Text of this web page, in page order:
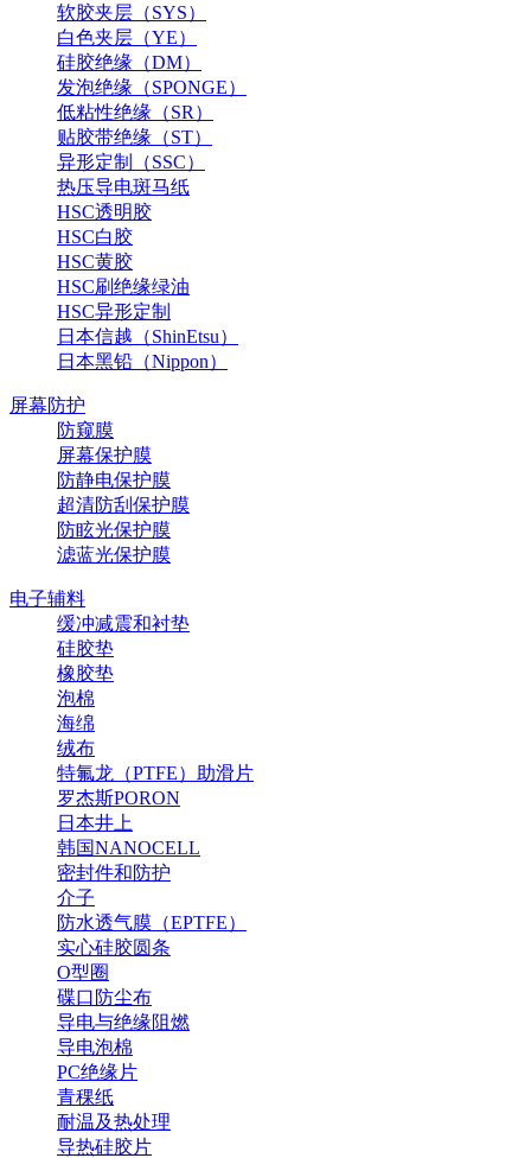
软胶夹层（SYS）
白色夹层（YE）
硅胶绝缘（DM）
发泡绝缘（SPONGE）
低粘性绝缘（SR）
贴胶带绝缘（ST）
异形定制（SSC）
热压导电斑马纸
HSC透明胶
HSC白胶
HSC黄胶
HSC刷绝缘绿油
HSC异形定制
日本信越（ShinEtsu）
日本黑铅（Nippon）
屏幕防护
防窥膜
屏幕保护膜
防静电保护膜
超清防刮保护膜
防眩光保护膜
滤蓝光保护膜
电子辅料
缓冲减震和衬垫
硅胶垫
橡胶垫
泡棉
海绵
绒布
特氟龙（PTFE）助滑片
罗杰斯PORON
日本井上
韩国NANOCELL
密封件和防护
介子
防水透气膜（EPTFE）
实心硅胶圆条
O型圈
碟口防尘布
导电与绝缘阻燃
导电泡棉
PC绝缘片
青稞纸
耐温及热处理
导热硅胶片